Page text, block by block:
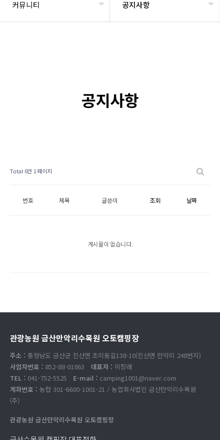
커뮤니티 공지사항
공지사항
Total 0건 1 페이지
번호 제목 글쓴이 조회 날짜
게시물이 없습니다.
관광농원 금산만악리수목원 오토캠핑장
주소 : 충청남도 금산군 진산면 초미동길138-10(진산면 만악리 248번지)
사업자번호 : 852-88-01863 대표자 : 이창래
TEL : 041-752-5525 E-mail : camping1001@naver.com
계좌번호 : 농협 301-6600-1001-21 / 농업회사법인 금산만악리수목원
(주)
관광농원 금산만악리수목원 오토캠핑장